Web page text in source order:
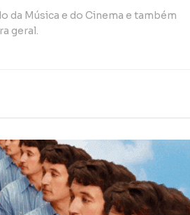
da Música e do Cinema e também
geral.